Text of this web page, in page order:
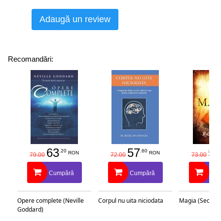
Adaugă un review
Recomandări:
79.00 63.20 RON
Cumpără
Opere complete (Neville
Goddard)
72.00 57.60 RON
Cumpără
Corpul nu uita niciodata
73.00 58
Magia